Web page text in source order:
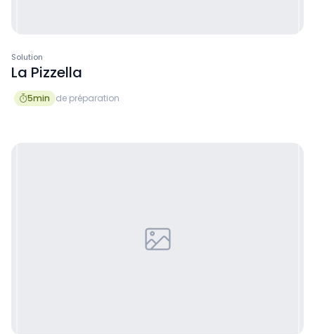
Solution
La Pizzella
5min de préparation